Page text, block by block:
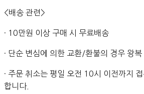
<배송 관련>
· 10만원 이상 구매 시 무료배송
· 단순 변심에 의한 교환/환불의 경우 왕
· 주문 취소는 평일 오전 10시 이전까지
합니다.